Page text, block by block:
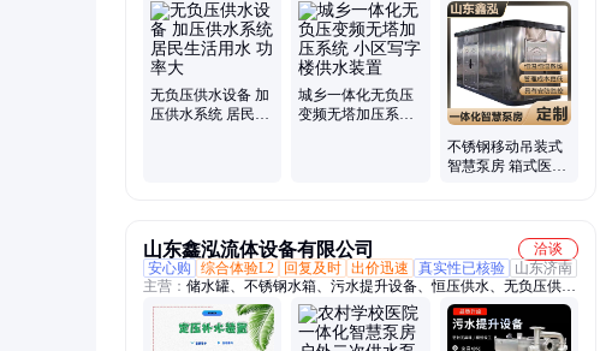
无负压供水设备 加
压供水系统 居民生
城乡一体化无负压
变频无塔加压系统
不锈钢移动吊装式
智慧泵房 箱式医院
山东鑫泓流体设备有限公司
洽谈
安心购
综合体验L2 回复及时 出价迅速 真实性已核验
山东济南
主营： 储水罐、不锈钢水箱、污水提升设备、恒压供水、无负压供水
设备、钠离子交换器、污水提升装置、不锈钢压力罐、商业反渗透设
备、换热器换热机组